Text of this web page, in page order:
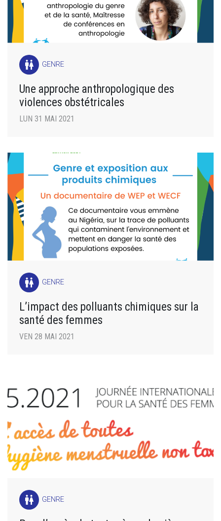
wc GENRE
Une approche anthropologique des
violences obstétricales
LUN 31 MAI 2021
wc GENRE
L’impact des polluants chimiques sur la
santé des femmes
VEN 28 MAI 2021
wc GENRE